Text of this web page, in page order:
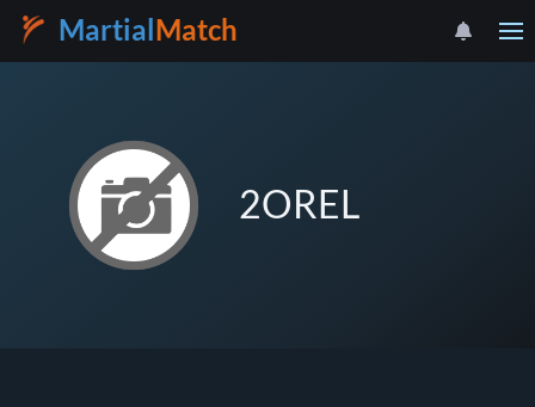
Martial Match
2OREL